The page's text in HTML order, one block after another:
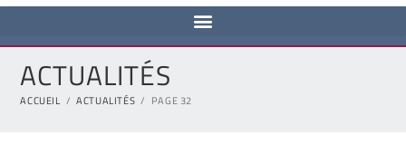
ACTUALITÉS
ACCUEIL / ACTUALITÉS / PAGE 32